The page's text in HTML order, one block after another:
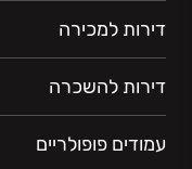
דירות למכירה
דירות להשכרה
עמודים פופולריים